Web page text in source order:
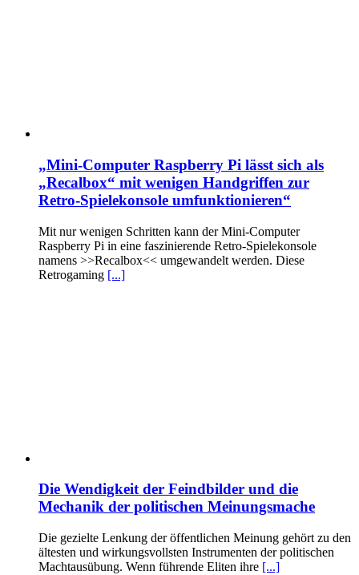
„Mini-Computer Raspberry Pi lässt sich als
„Recalbox“ mit wenigen Handgriffen zur
Retro-Spielekonsole umfunktionieren“
Mit nur wenigen Schritten kann der Mini-Computer
Raspberry Pi in eine faszinierende Retro-Spielekonsole
namens >>Recalbox<< umgewandelt werden. Diese
Retrogaming [...]
Die Wendigkeit der Feindbilder und die
Mechanik der politischen Meinungsmache
Die gezielte Lenkung der öffentlichen Meinung gehört zu den
ältesten und wirkungsvollsten Instrumenten der politischen
Machtausübung. Wenn führende Eliten ihre [...]